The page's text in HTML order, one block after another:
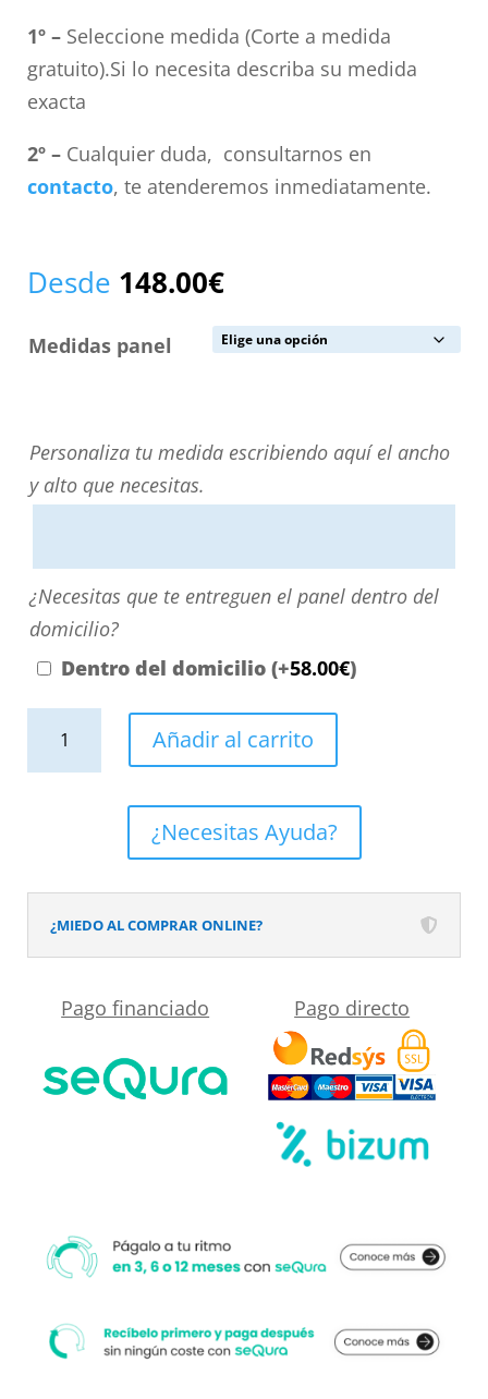
1º –Seleccione medida (Corte a medida
gratuito).Si lo necesita describa su medida
exacta
2º –Cualquier duda, consultarnos en
contacto, te atenderemos inmediatamente.
Desde 148.00€
Medidas panel
Personaliza
tu
aquí
el
y
alto
que
necesitas.
Personaliza tu medida escribiendo aquí el ancho
y alto que necesitas.
¿Necesitas
que
te
domicilio?
¿Necesitas que te entreguen el panel dentro del
domicilio?
Dentro del domicilio (+58.00€)
de
baño
MSCOMPACT
mármol
cantidad
Añadir al carrito
¿Necesitas Ayuda?
¿MIEDO AL COMPRAR ONLINE?
Pago financiado Pago directo